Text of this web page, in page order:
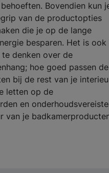
Bovendien kun
van de productopties
die je op de lange
besparen. Het is ook
denken over de
hoe goed passen de
bij de rest van je
letten op de
en
van je